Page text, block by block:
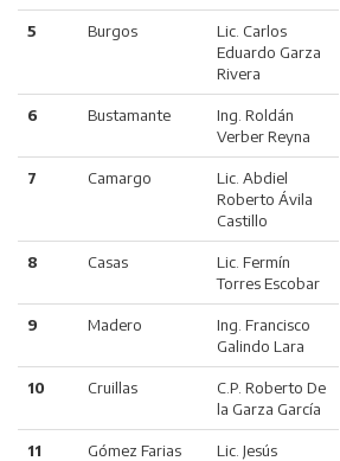
5 Burgos
Lic. Carlos
Eduardo Garza
Rivera
6 Bustamante
Ing. Roldán
Verber Reyna
7 Camargo
Lic. Abdiel
Roberto Ávila
Castillo
8 Casas
Lic. Fermín
Torres Escobar
9 Madero
Ing. Francisco
Galindo Lara
10 Cruillas
C.P. Roberto De
la Garza García
11 Gómez Farias
Lic. Jesús